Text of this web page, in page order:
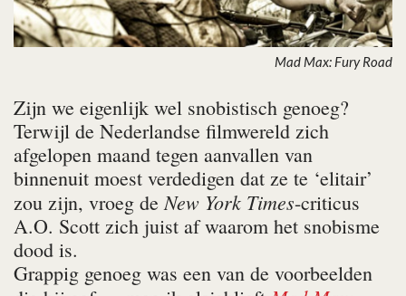
Mad Max: Fury Road
Zijn we eigenlijk wel snobistisch genoeg?
Terwijl de Nederlandse filmwereld zich
afgelopen maand tegen aanvallen van
binnenuit moest verdedigen dat ze te ‘elitair’
zou zijn, vroeg deNew York Times-criticus
A.O. Scott zich juist af waarom het snobisme
dood is.
Grappig genoeg was een van de voorbeelden